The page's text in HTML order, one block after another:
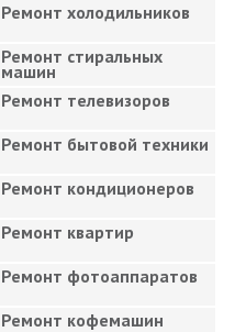
Ремонт холодильников
Ремонт стиральных
машин
Ремонт телевизоров
Ремонт бытовой техники
Ремонт кондиционеров
Ремонт квартир
Ремонт фотоаппаратов
Ремонт кофемашин